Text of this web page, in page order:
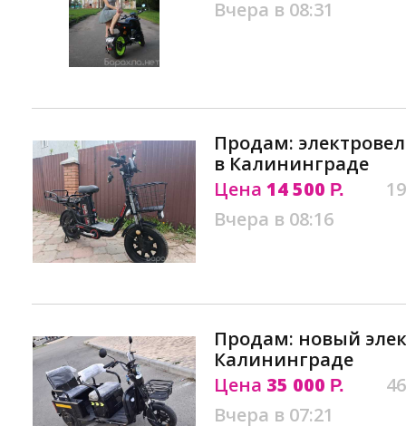
Вчера в 08:31
Продам:
в Калининграде
Цена 14 500 Р.
Вчера в 08:16
Продам: новый
Калининграде
Цена 35 000 Р.
Вчера в 07:21